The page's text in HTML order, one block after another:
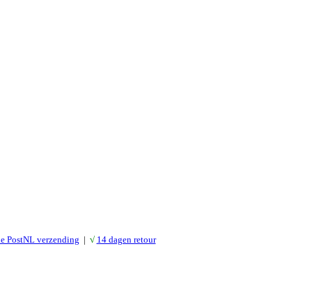
PostNL verzending | √ 14 dagen retour